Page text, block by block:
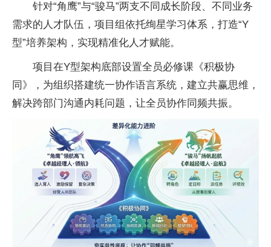
针对“角鹰”与“骏马”两支不同成长阶段、不同业务
需求的人才队伍，项目组依托绚星学习体系，打造“Y
型”培养架构，实现精准化人才赋能。
项目在Y型架构底部设置全员必修课《积极协
同》，为组织搭建统一协作语言系统，建立共赢思维，
解决跨部门沟通内耗问题，让全员协作同频共振。